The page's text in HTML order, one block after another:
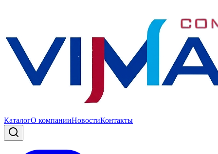
КаталогО компанииНовостиКонтакты